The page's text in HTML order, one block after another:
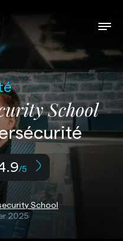
School
/5
School
2025